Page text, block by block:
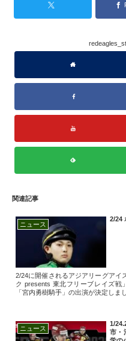
関連記事
ニュース
2/24
2/24に開催されるアジアリーグアイ
ク presents 東北フリーブレイズ戦
「宮内勇樹騎手」の出演が決定しま
ニュース
1/
市・